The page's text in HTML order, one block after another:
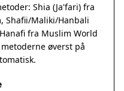
Shia (Ja'fari) fra
Shafii/Maliki/Hanbali
fra Muslim World
øverst på